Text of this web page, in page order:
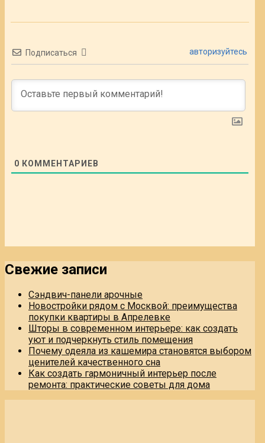
Подписаться авторизуйтесь
0 КОММЕНТАРИЕВ
Свежие записи
Сэндвич-панели арочные
Новостройки рядом с Москвой: преимущества
покупки квартиры в Апрелевке
Шторы в современном интерьере: как создать
уют и подчеркнуть стиль помещения
Почему одеяла из кашемира становятся выбором
ценителей качественного сна
Как создать гармоничный интерьер после
ремонта: практические советы для дома